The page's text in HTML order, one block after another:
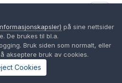
på sine nettsider
De brukes til bl.a.
Bruk siden som normalt, eller
akseptere bruk av cookies.
Cookies